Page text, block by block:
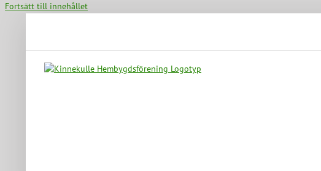
Fortsätt till innehållet